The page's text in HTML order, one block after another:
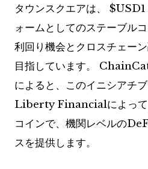
タウンスクエアは、 $USD1
ォームとしてのステーブル
利回り機会とクロスチェー
目指しています。
によると、このイニシアチ
Liberty Financialによって
コインで、機関レベルの
スを提供します。